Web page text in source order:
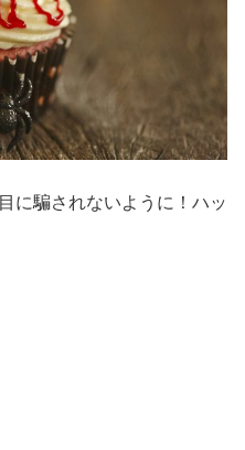
に騙されないように！ハッ